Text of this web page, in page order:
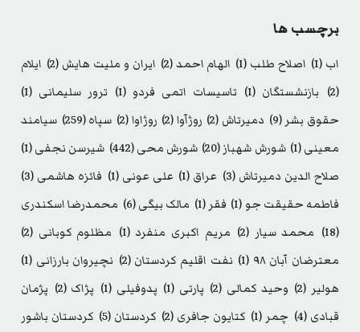
برچسب ها
اب (1) اصلاح طلب (1) الهام احمد(2) ایران و ملیت هایش (2)
ایلام
(2)
بازنشستگان (1) تاسیسات اتمی فردو (1) ترور سلیمانی (1)
حقوق بشر (9) دمیرتاش (2) روژآوا(2) روژاوا(2) سپاه(259)
سیامند
معینی(1) شورش شهباز(20) شورش محی(442) شیرسن نجفی(1)
صلاح الدین دمیرتاش (3) عراق (1) علی عونی (1) فائزه هاشمی (3)
فاطمه حقیقت جو (1) فقر (1) مالک بیگی(6)
محمدرضا اسکندری
(18)
محمد سیار (2) مریم اکبری منفرد (1) مظلوم کوبانی (2)
معترضان آبان ۹۸
(1) نفت اقلیم کردستان (2) نچیروان بارزانی (1)
هولیر (2) وحید کمالی (2) پارتی (1) پدوفیلی (1) پژاک (2)
پژمان
قبادی (4) چمر (1) کتایون جافری (2) کردستان (5)
کردستان باشور